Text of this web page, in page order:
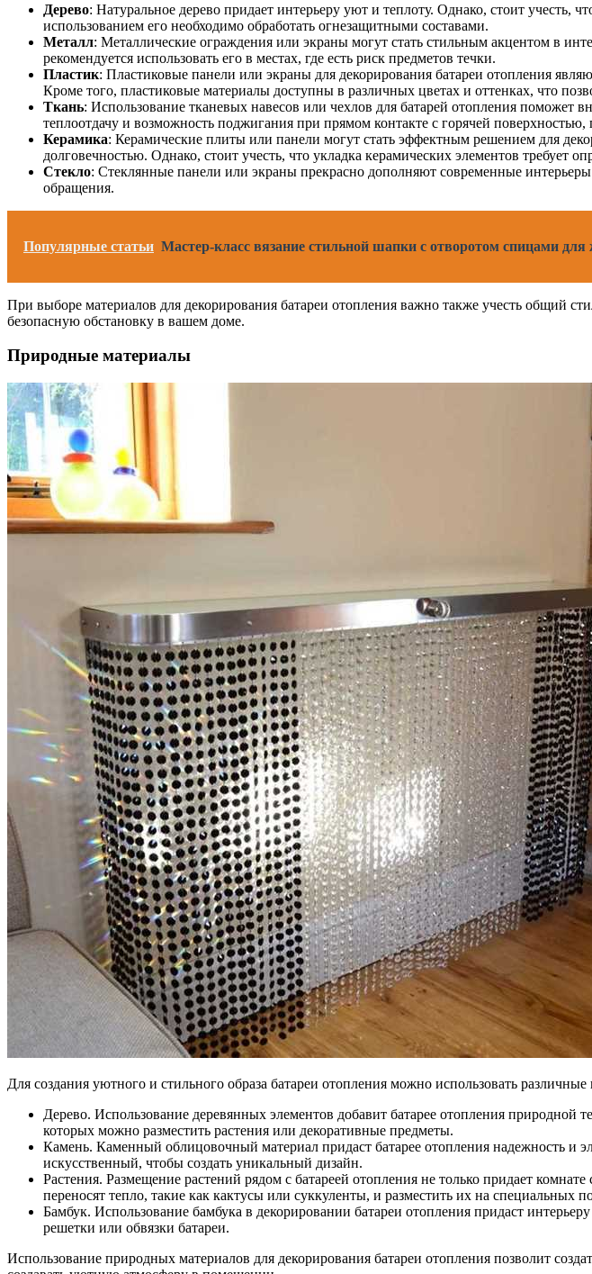
Дерево: Натуральное дерево придает интерьеру уют и теплоту. Однако, стоит учесть,
использованием его необходимо обработать огнезащитными составами.
Металл: Металлические ограждения или экраны могут стать стильным акцентом в
рекомендуется использовать его в местах, где есть риск предметов течки.
Пластик: Пластиковые панели или экраны для декорирования батареи отопления
Кроме того, пластиковые материалы доступны в различных цветах и оттенках, что
Ткань: Использование тканевых навесов или чехлов для батарей отопления поможет
теплоотдачу и возможность поджигания при прямом контакте с горячей
Керамика: Керамические плиты или панели могут стать эффектным решением для
долговечностью. Однако, стоит учесть, что укладка керамических элементов требует
Стекло: Стеклянные панели или экраны прекрасно дополняют современные
обращения.
Популярные статьи Мастер-класс вязание стильной шапки с отворотом спицами
При выборе материалов для декорирования батареи отопления важно также учесть общий
безопасную обстановку в вашем доме.
Природные материалы
Для создания уютного и стильного образа батареи отопления можно использовать
Дерево. Использование деревянных элементов добавит батарее отопления
которых можно разместить растения или декоративные предметы.
Камень. Каменный облицовочный материал придаст батарее отопления надежность и
искусственный, чтобы создать уникальный дизайн.
Растения. Размещение растений рядом с батареей отопления не только придает
переносят тепло, такие как кактусы или суккуленты, и разместить их на специальных
Бамбук. Использование бамбука в декорировании батареи отопления придаст
решетки или обвязки батареи.
Использование природных материалов для декорирования батареи отопления позволит